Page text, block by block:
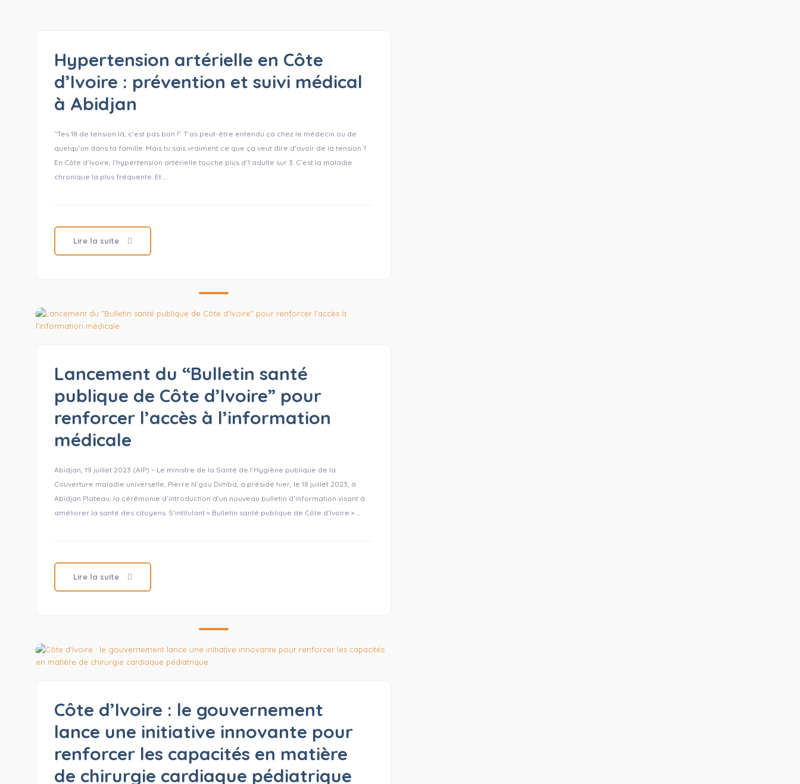
Hypertension artérielle en Côte
d’Ivoire : prévention et suivi médical
à Abidjan
“Tes 18 de tension là, c’est pas bon !” T’as peut-être entendu ça chez le médecin ou de
quelqu’un dans ta famille. Mais tu sais vraiment ce que ça veut dire d’avoir de la tension ?
En Côte d’Ivoire, l’hypertension artérielle touche plus d’1 adulte sur 3. C’est la maladie
chronique la plus fréquente. Et …
Lire la suite
Lancement du “Bulletin santé
publique de Côte d’Ivoire” pour
renforcer l’accès à l’information
médicale
Abidjan, 19 juillet 2023 (AIP) – Le ministre de la Santé de l’Hygiène publique de la
Couverture maladie universelle, Pierre N’gou Dimba, a présidé hier, le 18 juillet 2023, à
Abidjan Plateau, la cérémonie d’introduction d’un nouveau bulletin d’information visant à
améliorer la santé des citoyens. S’intitulant « Bulletin santé publique de Côte d’Ivoire » …
Lire la suite
Côte d’Ivoire : le gouvernement
lance une initiative innovante pour
renforcer les capacités en matière
de chirurgie cardiaque pédiatrique